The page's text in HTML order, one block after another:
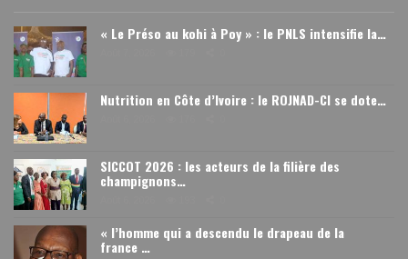
« Le Préso au kohi à Poy » : le PNLS intensifie la…
Nutrition en Côte d’Ivoire : le ROJNAD-CI se dote…
SICCOT 2026 : les acteurs de la filière des
champignons…
« l’homme qui a descendu le drapeau de la
france …